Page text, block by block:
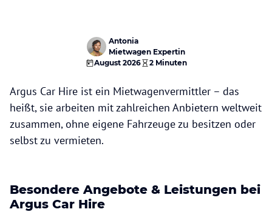
Antonia
Mietwagen Expertin
August 2026
2 Minuten
Argus Car Hire ist ein Mietwagenvermittler – das
heißt, sie arbeiten mit zahlreichen Anbietern weltweit
zusammen, ohne eigene Fahrzeuge zu besitzen oder
selbst zu vermieten.
Besondere Angebote & Leistungen bei
Argus Car Hire